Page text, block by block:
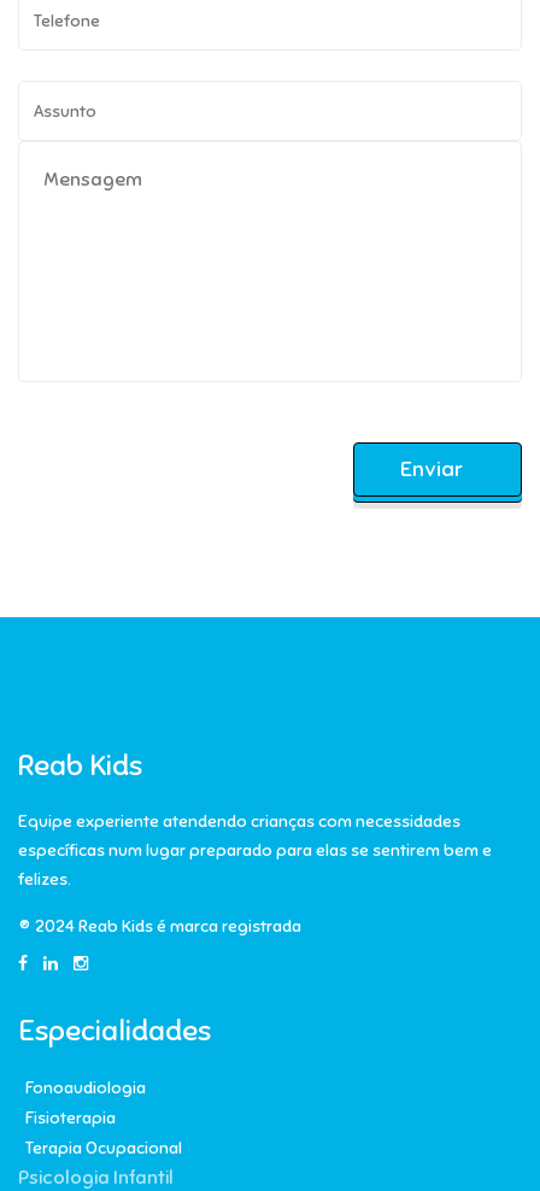
Reab Kids
Equipe experiente atendendo crianças com necessidades
específicas num lugar preparado para elas se sentirem bem e
felizes.
® 2024 Reab Kids é marca registrada
Especialidades
Fonoaudiologia
Fisioterapia
Terapia Ocupacional
Psicologia Infantil